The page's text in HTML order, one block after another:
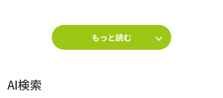
もっと読む
AI検索